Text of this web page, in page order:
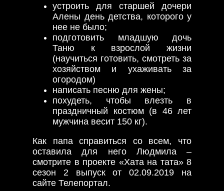
устроить для старшей дочери
Алены день детства, которого у
нее не было;
подготовить младшую дочь
Таню к взрослой жизни
(научиться готовить, смотреть за
хозяйством и ухаживать за
огородом)
написать песню для жены;
похудеть, чтобы влезть в
праздничный костюм (в 46 лет
мужчина весит 150 кг).
Как папа справиться со всем, что
оставила для него Людмила –
смотрите в проекте «Хата на тата» 8
сезон 2 выпуск от 02.09.2019 на
сайте Телепортал.